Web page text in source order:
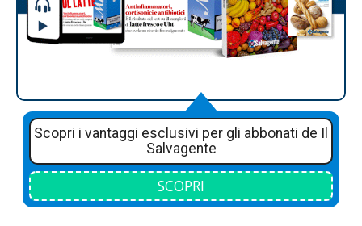
Scopri i vantaggi esclusivi per gli abbonati de Il
Salvagente
SCOPRI